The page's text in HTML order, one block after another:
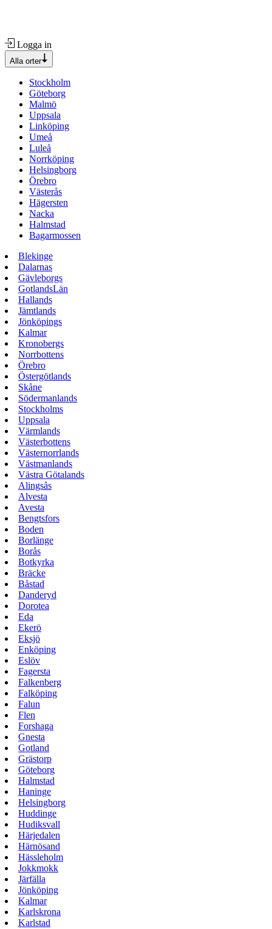
Logga in
Alla orter
Stockholm
Göteborg
Malmö
Uppsala
Linköping
Umeå
Luleå
Norrköping
Helsingborg
Örebro
Västerås
Hägersten
Nacka
Halmstad
Bagarmossen
Blekinge
Dalarnas
Gävleborgs
GotlandsLän
Hallands
Jämtlands
Jönköpings
Kalmar
Kronobergs
Norrbottens
Örebro
Östergötlands
Skåne
Södermanlands
Stockholms
Uppsala
Värmlands
Västerbottens
Västernorrlands
Västmanlands
Västra Götalands
Alingsås
Alvesta
Avesta
Bengtsfors
Boden
Borlänge
Borås
Botkyrka
Bräcke
Båstad
Danderyd
Dorotea
Eda
Ekerö
Eksjö
Enköping
Eslöv
Fagersta
Falkenberg
Falköping
Falun
Flen
Forshaga
Gnesta
Gotland
Grästorp
Göteborg
Halmstad
Haninge
Helsingborg
Huddinge
Hudiksvall
Härjedalen
Härnösand
Hässleholm
Jokkmokk
Järfälla
Jönköping
Kalmar
Karlskrona
Karlstad